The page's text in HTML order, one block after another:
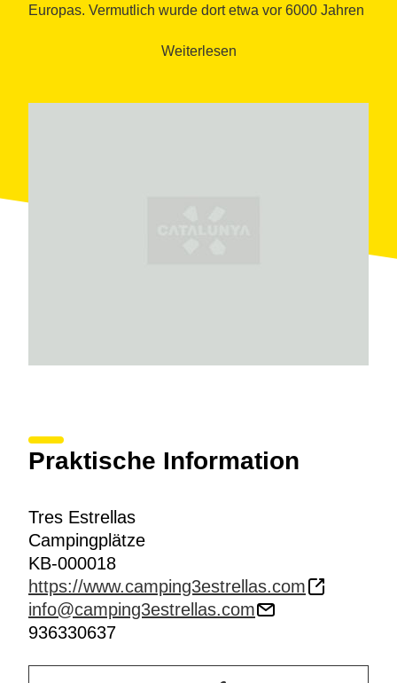
Europas. Vermutlich wurde dort etwa vor 6000 Jahren
abzubauen, ein Minerals von grüner Farbe, um
Weiterlesen
Praktische Information
Tres Estrellas
Campingplätze
KB-000018
https://www.camping3estrellas.com
info@camping3estrellas.com
936330637